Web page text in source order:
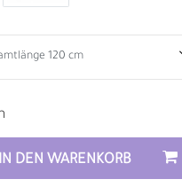
IN DEN WARENKORB